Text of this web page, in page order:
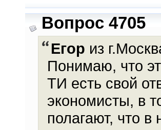
Вопрос 4705
Егор из
Понимаю, что
ТИ есть свой
экономисты, в
полагают, что